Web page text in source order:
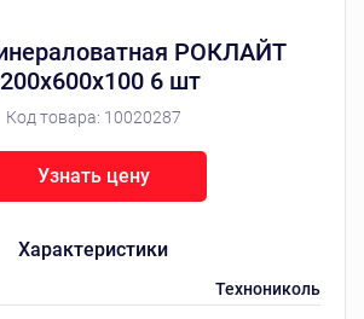
РОКЛАЙТ
6 шт
Код товара: 10020287
Характеристики
Технониколь
Узнать цену